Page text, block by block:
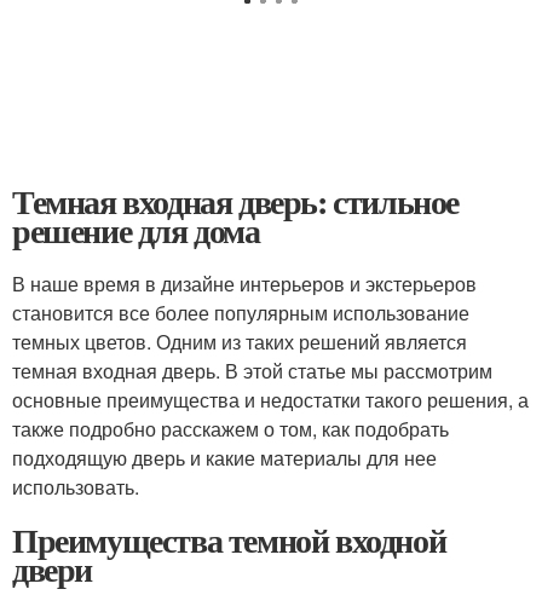
Темная входная дверь: стильное
решение для дома
В наше время в дизайне интерьеров и экстерьеров
становится все более популярным использование
темных цветов. Одним из таких решений является
темная входная дверь. В этой статье мы рассмотрим
основные преимущества и недостатки такого решения, а
также подробно расскажем о том, как подобрать
подходящую дверь и какие материалы для нее
использовать.
Преимущества темной входной
двери